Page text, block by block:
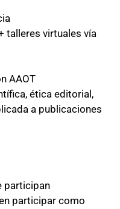
talleres virtuales vía
AAOT
ética editorial,
a publicaciones
participan
participar como